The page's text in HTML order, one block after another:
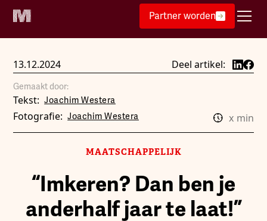
Partner worden
13.12.2024 Deel artikel:
Gemaakt door:
Tekst: Joachim Westera
Fotografie: Joachim Westera x min
MAATSCHAPPELIJK
“Imkeren? Dan ben je
anderhalf jaar te laat!”